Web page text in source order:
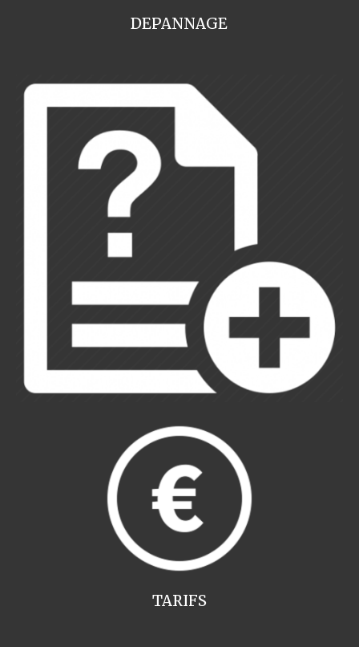
DEPANNAGE
TARIFS